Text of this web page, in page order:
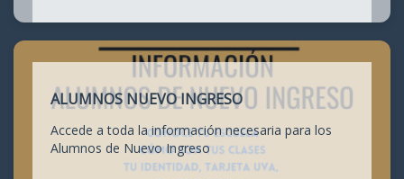
ALUMNOS NUEVO INGRESO
Accede a toda la información necesaria para los
Alumnos de Nuevo Ingreso